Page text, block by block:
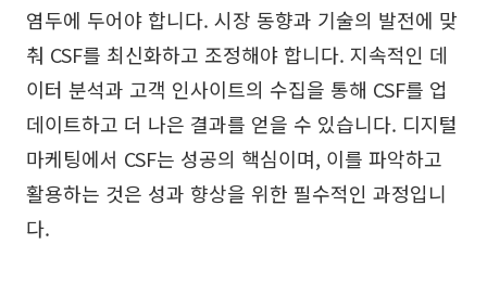
염두에 두어야 합니다. 시장 동향과 기술의 발전에 맞
춰 CSF를 최신화하고 조정해야 합니다. 지속적인 데
이터 분석과 고객 인사이트의 수집을 통해 CSF를 업
데이트하고 더 나은 결과를 얻을 수 있습니다. 디지털
마케팅에서 CSF는 성공의 핵심이며, 이를 파악하고
활용하는 것은 성과 향상을 위한 필수적인 과정입니
다.